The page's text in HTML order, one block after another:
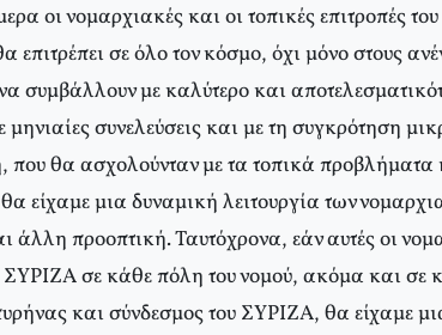
οι νομαρχιακές και οι τοπικές επιτροπές
επιτρέπει σε όλο τον κόσμο, όχι μόνο στους
συμβάλλουν με καλύτερο και
συνελεύσεις και με τη συγκρότηση
που θα ασχολούνταν με τα τοπικά προβλήματα
είχαμε μια δυναμική λειτουργία των
άλλη προοπτική. Ταυτόχρονα, εάν αυτές οι
ΣΥΡΙΖΑ σε κάθε πόλη του νομού, ακόμα και
και σύνδεσμος του ΣΥΡΙΖΑ, θα είχαμε